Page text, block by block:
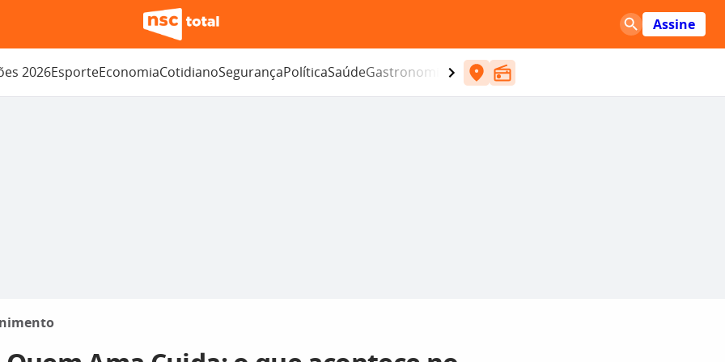
Assine
2026EsporteEconomiaCotidianoSegurançaPolíticaSaúdeGastronomia Entretenimento